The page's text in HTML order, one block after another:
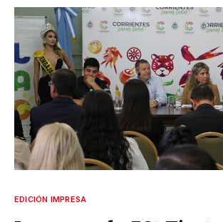
EDICIÓN IMPRESA